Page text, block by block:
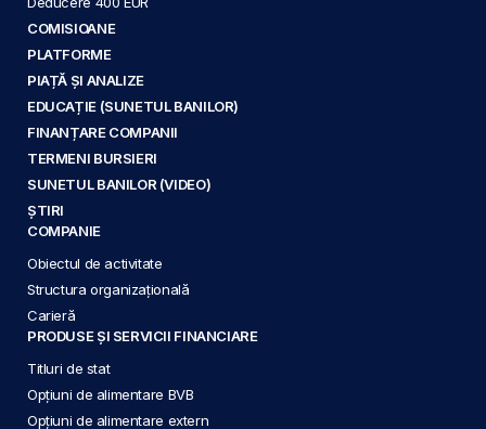
COMISIOANE
PLATFORME
PIAȚĂ ȘI ANALIZE
EDUCAȚIE (SUNETUL BANILOR)
FINANȚARE COMPANII
TERMENI BURSIERI
SUNETUL BANILOR (VIDEO)
ȘTIRI
COMPANIE
Obiectul de activitate
Structura organizațională
Carieră
PRODUSE ȘI SERVICII FINANCIARE
Titluri de stat
Opțiuni de alimentare BVB
Opțiuni de alimentare extern